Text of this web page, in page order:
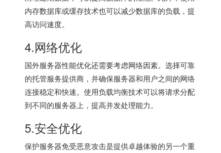
内存数据库或缓存技术也可以减少数据库的负载，提
高访问速度。
4.网络优化
国外服务器性能优化还需要考虑网络因素。选择可靠
的托管服务提供商，并确保服务器和用户之间的网络
连接稳定和快速。使用负载均衡技术可以将请求分配
到不同的服务器上，提高并发处理能力。
5.安全优化
保护服务器免受恶意攻击是提供卓越体验的另一个重